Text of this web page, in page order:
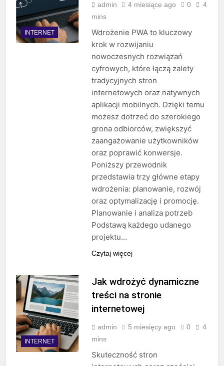
INTERNET
admin 4 miesiące ago 0
4
mins
Wdrożenie PWA to kluczowy
krok w rozwijaniu
nowoczesnych rozwiązań
cyfrowych, które łączą zalety
tradycyjnych stron
internetowych oraz natywnych
aplikacji mobilnych. Dzięki temu
możesz dotrzeć do szerokiego
grona odbiorców, zwiększyć
zaangażowanie użytkowników
oraz poprawić konwersje.
Poniższy przewodnik
przedstawia trzy główne etapy
wdrożenia: planowanie, rozwój
oraz optymalizację i promocję.
Planowanie i analiza potrzeb
Podstawą każdego udanego
projektu…
Czytaj więcej
INTERNET
Jak wdrożyć dynamiczne
treści na stronie
internetowej
admin 5 miesięcy ago 0
4
mins
Skuteczność stron